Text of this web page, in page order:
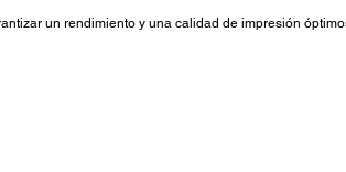
un rendimiento y una calidad de impresión